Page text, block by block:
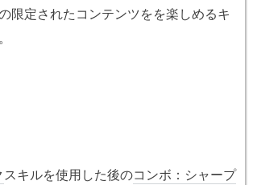
限定されたコンテンツをを楽しめるキ
スキルを使用した後のコンボ：シャープ